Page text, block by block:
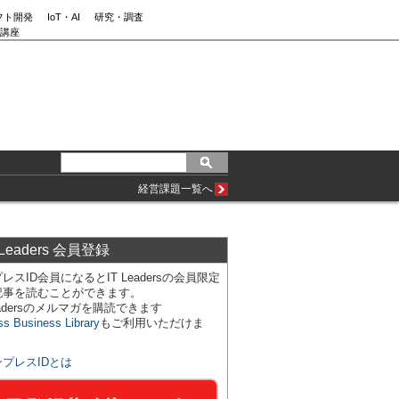
ト開発 IoT・AI
研究・調査
座
経営課題一覧へ
会員登録
スID会員になるとIT Leadersの会員限定
を読むことができます。
のメルマガを購読できます
Business Libraryもご利用いただけま
プレスIDとは